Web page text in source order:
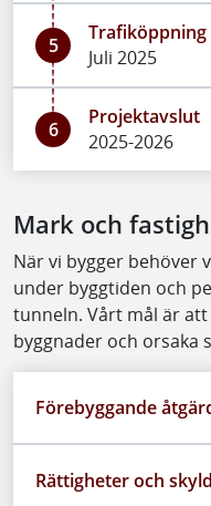
5
Trafiköppning
Juli 2025
6
Projektavslut
2025-2026
Mark och
När vi bygger behöver
under byggtiden och
tunneln. Vårt mål är
byggnader och orsaka
Förebyggande
Rättigheter och